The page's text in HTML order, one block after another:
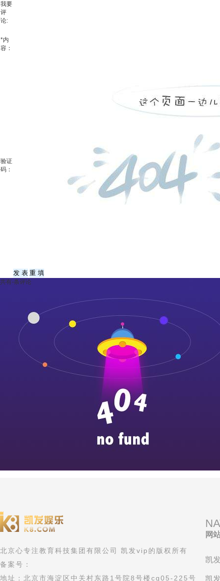
我要
评
论:
*内
容：
验证
码：
共有-条评论
北京心专注教育科技集团有限公司 凯发vip的版权所有
备案号：
地址：北京市海淀区中关村东路1号院8号楼cg05-225号
网
凯
凯